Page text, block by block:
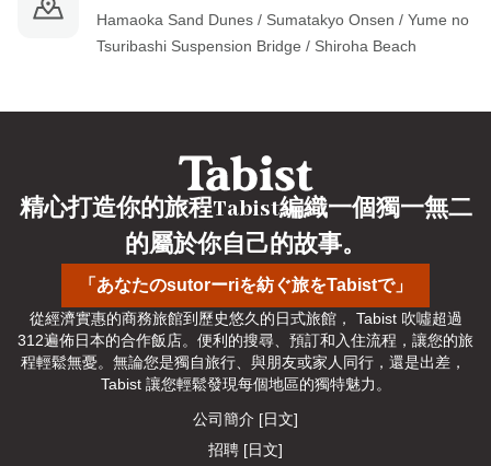
Hamaoka Sand Dunes / Sumatakyo Onsen / Yume no
Tsuribashi Suspension Bridge / Shiroha Beach
「あなたのsutorーriを紡ぐ旅をTabistで」
精心打造你的旅程Tabist編織一個獨一無二
的屬於你自己的故事。
從經濟實惠的商務旅館到歷史悠久的日式旅館， Tabist 吹噓超過
312遍佈日本的合作飯店。便利的搜尋、預訂和入住流程，讓您的旅
程輕鬆無憂。無論您是獨自旅行、與朋友或家人同行，還是出差，
Tabist 讓您輕鬆發現每個地區的獨特魅力。
公司簡介 [日文]
招聘 [日文]